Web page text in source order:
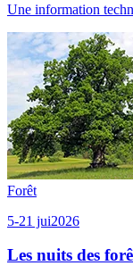
Une information
Forêt
5-21 jui2026
Les nuits des